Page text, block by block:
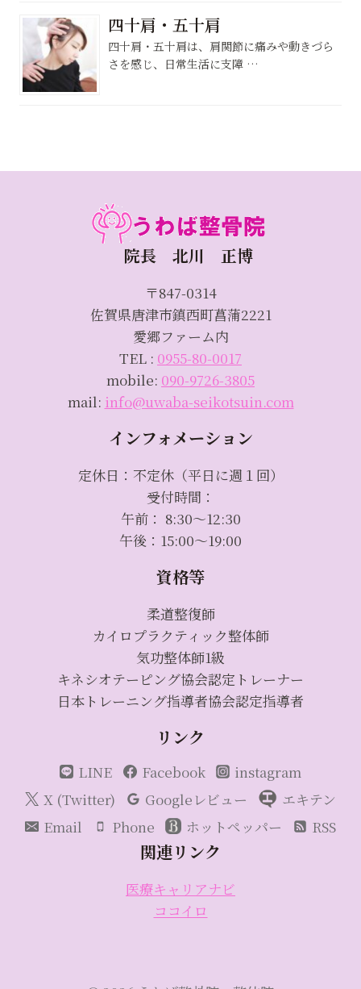
四十肩・五十肩
四十肩・五十肩は、肩関節に痛みや動きづら
さを感じ、日常生活に支障 …
院長 北川 正博
〒847-0314
佐賀県唐津市鎮西町菖蒲2221
愛郷ファーム内
TEL : 0955-80-0017
mobile: 090-9726-3805
mail: info@uwaba-seikotsuin.com
インフォメーション
定休日：不定休（平日に週１回）
受付時間：
午前： 8:30～12:30
午後：15:00～19:00
資格等
柔道整復師
カイロプラクティック整体師
気功整体師1級
キネシオテーピング協会認定トレーナー
日本トレーニング指導者協会認定指導者
リンク
LINE Facebook
instagram
X (Twitter)
Googleレビュー
エキテン
Email
Phone ホットペッパー RSS
関連リンク
医療キャリアナビ
ココイロ